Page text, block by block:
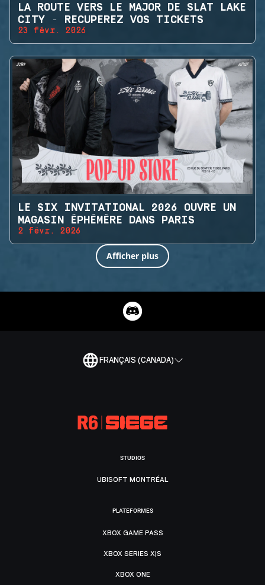
LA ROUTE VERS LE MAJOR DE SLAT LAKE
CITY - RECUPEREZ VOS TICKETS
23 févr. 2026
LE SIX INVITATIONAL 2026 OUVRE UN
MAGASIN ÉPHÉMÈRE DANS PARIS
2 févr. 2026
Afficher plus
FRANÇAIS (CANADA)
STUDIOS
UBISOFT MONTRÉAL
PLATEFORMES
XBOX GAME PASS
XBOX SERIES X|S
XBOX ONE